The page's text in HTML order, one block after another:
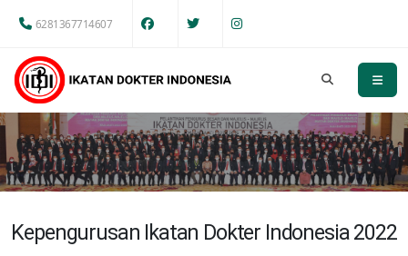
6281367714607
Kepengurusan Ikatan Dokter Indonesia 2022